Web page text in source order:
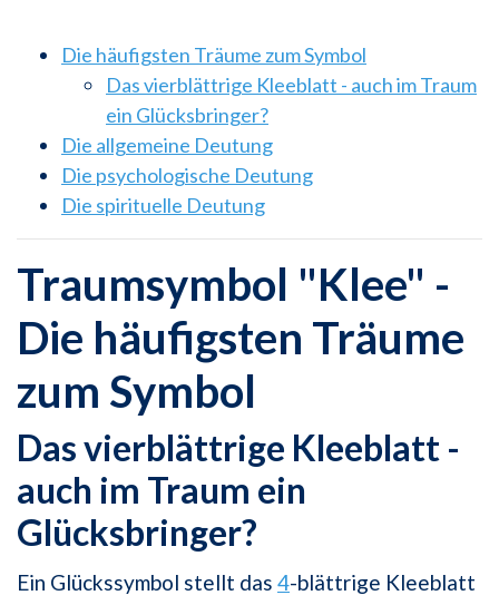
Die häufigsten Träume zum Symbol
Das vierblättrige Kleeblatt - auch im Traum
ein Glücksbringer?
Die allgemeine Deutung
Die psychologische Deutung
Die spirituelle Deutung
Traumsymbol "Klee" -
Die häufigsten Träume
zum Symbol
Das vierblättrige Kleeblatt -
auch im Traum ein
Glücksbringer?
Ein Glückssymbol stellt das 4-blättrige Kleeblatt